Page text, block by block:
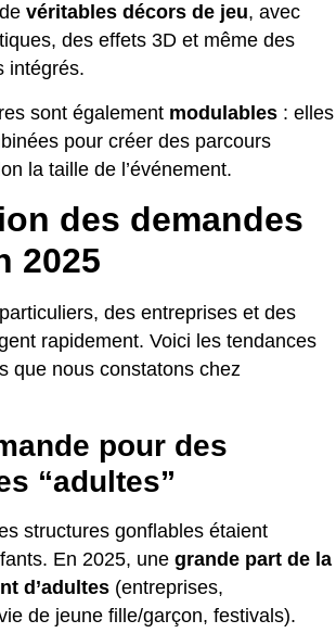
véritables décors de jeu, avec
des effets 3D et même des
intégrés.
sont également modulables : elles
pour créer des parcours
la taille de l’événement.
des demandes
2025
des entreprises et des
rapidement. Voici les tendances
que nous constatons chez
pour des
“adultes”
structures gonflables étaient
En 2025, une grande part de la
d’adultes (entreprises,
de jeune fille/garçon, festivals).